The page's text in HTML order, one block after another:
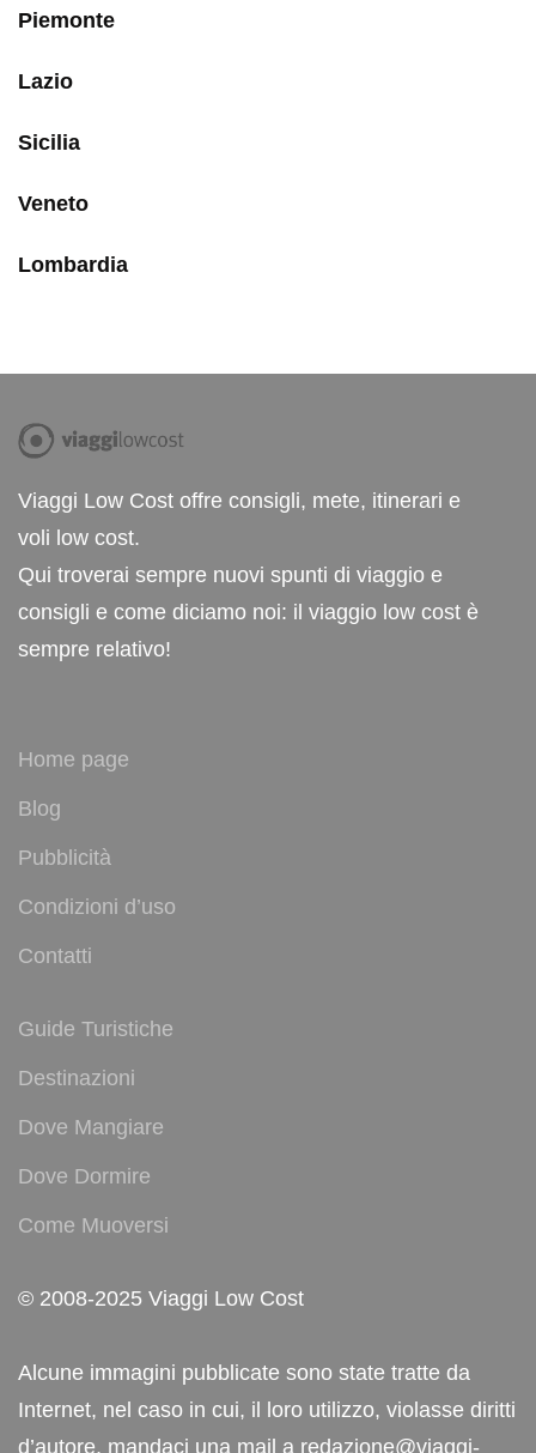
Piemonte
Lazio
Sicilia
Veneto
Lombardia
Viaggi Low Cost offre consigli, mete, itinerari e
voli low cost.
Qui troverai sempre nuovi spunti di viaggio e
consigli e come diciamo noi: il viaggio low cost è
sempre relativo!
Home page
Blog
Pubblicità
Condizioni d’uso
Contatti
Guide Turistiche
Destinazioni
Dove Mangiare
Dove Dormire
Come Muoversi
© 2008-2025 Viaggi Low Cost
Alcune immagini pubblicate sono state tratte da
Internet, nel caso in cui, il loro utilizzo, violasse diritti
d’autore, mandaci una mail a redazione@viaggi-